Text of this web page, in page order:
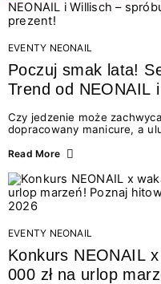
EVENTY NEONAIL
Poczuj smak lata!
Trend od NEONAIL
nowych lodów i
Czy jedzenie może
dopracowany manicure, a
świata beauty i
zmysłami: przez soczysty
orzeźwiający zapach i
NEONAIL łączy siły z
na styku jedzenia i piękna....
Read More
EVENTY NEONAIL
Konkurs NEONAIL
000 zł na urlop